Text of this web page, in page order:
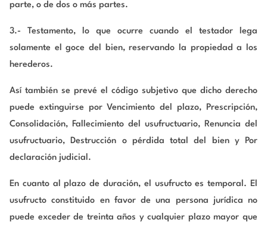
parte, o de dos o más partes.
3.- Testamento, lo que ocurre cuando el testador lega
solamente el goce del bien, reservando la propiedad a los
herederos.
Así también se prevé el código subjetivo que dicho derecho
puede extinguirse por Vencimiento del plazo, Prescripción,
Consolidación, Fallecimiento del usufructuario, Renuncia del
usufructuario, Destrucción o pérdida total del bien y Por
declaración judicial.
En cuanto al plazo de duración, el usufructo es temporal. El
usufructo constituido en favor de una persona jurídica no
puede exceder de treinta años y cualquier plazo mayor que